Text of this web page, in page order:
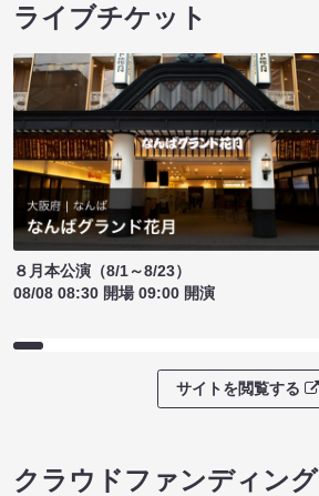
ライブチケット
８月本公演（8/1～8/23）
08/08 08:30 開場 09:00 開演
サイトを閲覧する
クラウドファンディング